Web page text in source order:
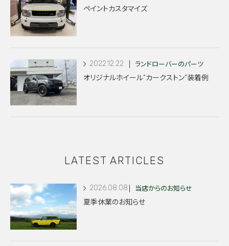
ペイントカスタマイズ
2022.12.22 ランドローバーのパーツ
オリジナルホイール”カークストン”装着例
LATEST ARTICLES
2026.08.08 当店からのお知らせ
夏季休業のお知らせ